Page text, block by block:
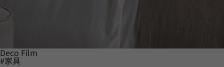
Deco Film
#家具